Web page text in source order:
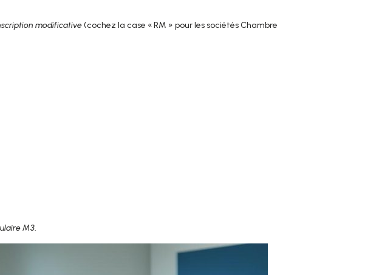
modificative(cochez la case « RM » pour les sociétés Chambre
M3.